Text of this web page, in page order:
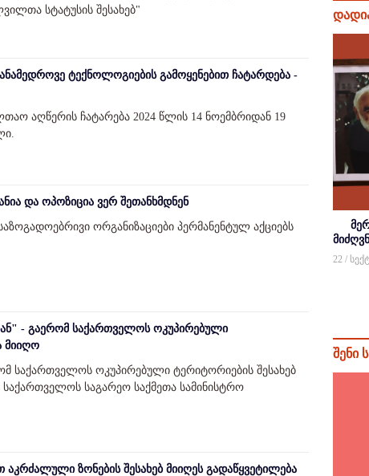
სტატუსის შესახებ"
ტექნოლოგიების გამოყენებით ჩატარდება -
აღწერის ჩატარება 2024 წლის 14 ნოემბრიდან 19
და ოპოზიცია ვერ შეთანხმდნენ
ორგანიზაციები პერმანენტულ აქციებს
- გაერომ საქართველოს ოკუპირებული
მიიღო
საქართველოს ოკუპირებული ტერიტორიების შესახებ
საგარეო საქმეთა სამინისტრო
ზონების შესახებ მიიღეს გადაწყვეტილება
22 /
შენი